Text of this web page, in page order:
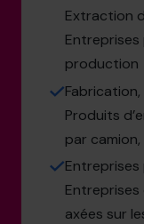
Extraction
Entreprises
production
Produits
par
Entreprises
axées sur